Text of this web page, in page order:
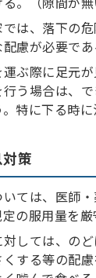
は、落下の
慮が必要であ
ぶ際に足元
う場合は、
特に下る時に
策
ては、医師
の服用量を厳
しては、の
する等の配